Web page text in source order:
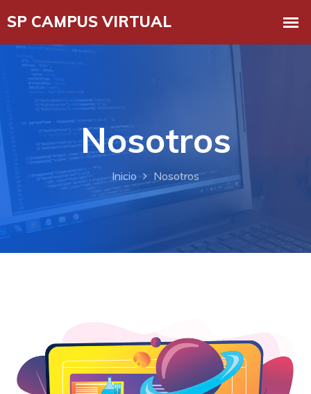
Nosotros
Inicio Nosotros